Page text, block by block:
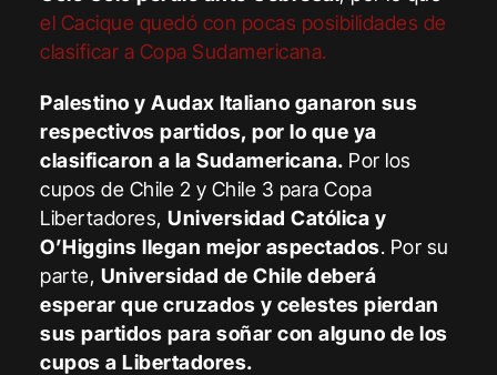
el Cacique quedó con pocas posibilidades de
clasificar a Copa Sudamericana.
Palestino y Audax Italiano ganaron sus
respectivos partidos, por lo que ya
clasificaron a la Sudamericana. Por los
cupos de Chile 2 y Chile 3 para Copa
Libertadores,Universidad Católica y
O’Higgins llegan mejor aspectados. Por su
parte, Universidad de Chile deberá
esperar que cruzados y celestes pierdan
sus partidos para soñar con alguno de los
cupos a Libertadores.